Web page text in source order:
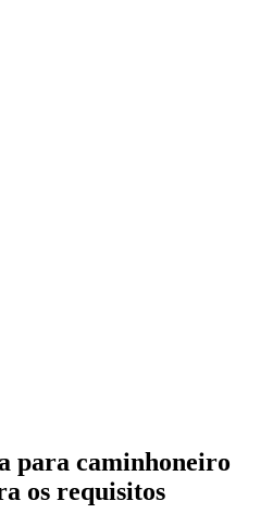
para caminhoneiro
os requisitos